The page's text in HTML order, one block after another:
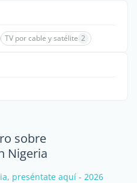
TV por cable y satélite 2
sobre
Nigeria
preséntate aquí - 2026